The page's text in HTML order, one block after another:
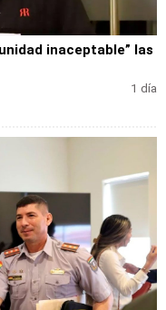
inaceptable” las
1 día